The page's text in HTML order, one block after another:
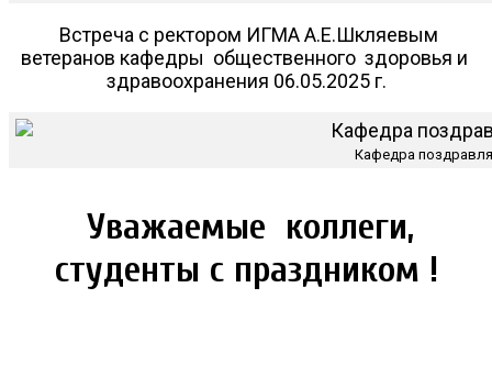
Встреча с ректором ИГМА А.Е.Шкляевым
ветеранов кафедры общественного здоровья и
здравоохранения 06.05.2025 г.
Кафедра
Уважаемые коллеги,
студенты с праздником !